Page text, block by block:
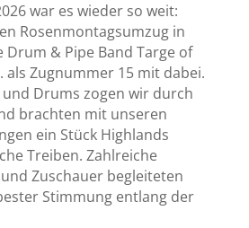
war es wieder so weit:
Rosenmontagsumzug in
Drum & Pipe Band Targe of
als Zugnummer 15 mit dabei.
Drums zogen wir durch
brachten mit unseren
ein Stück Highlands
Treiben. Zahlreiche
Zuschauer begleiteten
Stimmung entlang der